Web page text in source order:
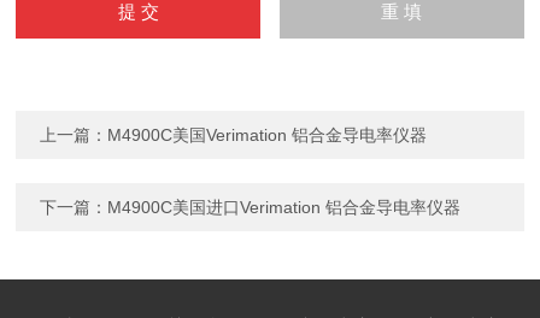
上一篇： M4900C美国Verimation 铝合金导电率仪器
下一篇： M4900C美国进口Verimation 铝合金导电率仪器